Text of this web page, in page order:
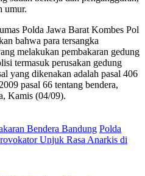
umur.
Polda Jawa Barat Kombes Pol
bahwa para tersangka
melakukan pembakaran gedung
termasuk perusakan gedung
yang dikenakan adalah pasal 406
pasal 66 tentang bendera,
Kamis (04/09).
Bendera Bandung Polda
Unjuk Rasa Anarkis di